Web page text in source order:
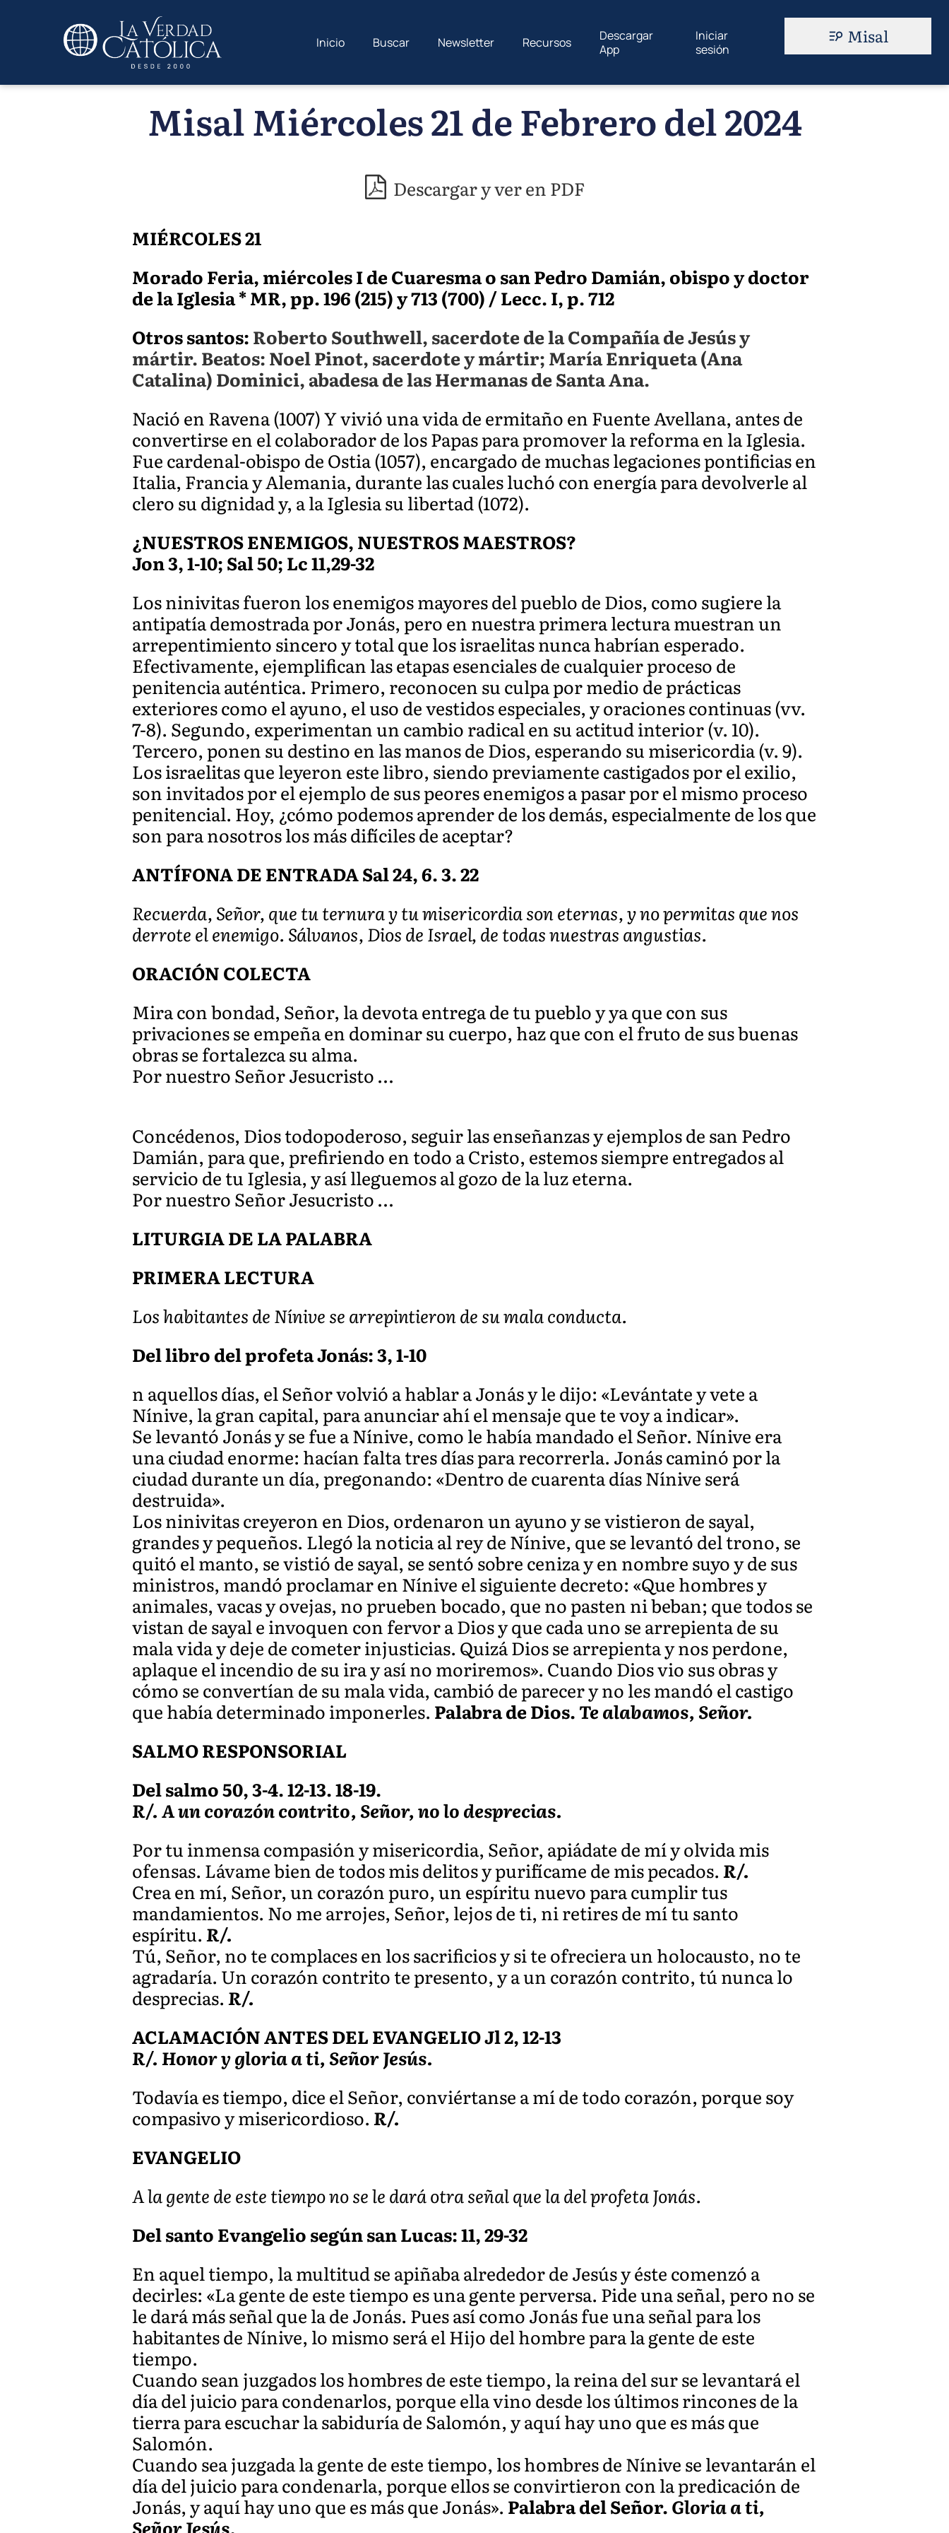
Inicio Buscar Newsletter Recursos
Descargar
App
Iniciar
sesión
Misal
Misal Miércoles 21 de Febrero del 2024
Descargar y ver en PDF
MIÉRCOLES 21
Morado Feria, miércoles I de Cuaresma o san Pedro Damián, obispo y doctor
de la Iglesia * MR, pp. 196 (215) y 713 (700) / Lecc. I, p. 712
Otros santos:Roberto Southwell, sacerdote de la Compañía de Jesús y
mártir. Beatos: Noel Pinot, sacerdote y mártir; María Enriqueta (Ana
Catalina) Dominici, abadesa de las Hermanas de Santa Ana.
Nació en Ravena (1007) Y vivió una vida de ermitaño en Fuente Avellana, antes de
convertirse en el colaborador de los Papas para promover la reforma en la Iglesia.
Fue cardenal-obispo de Ostia (1057), encargado de muchas legaciones pontificias en
Italia, Francia y Alemania, durante las cuales luchó con energía para devolverle al
clero su dignidad y, a la Iglesia su libertad (1072).
¿NUESTROS ENEMIGOS, NUESTROS MAESTROS?
Jon 3, 1-10; Sal 50; Lc 11,29-32
Los ninivitas fueron los enemigos mayores del pueblo de Dios, como sugiere la
antipatía demostrada por Jonás, pero en nuestra primera lectura muestran un
arrepentimiento sincero y total que los israelitas nunca habrían esperado.
Efectivamente, ejemplifican las etapas esenciales de cualquier proceso de
penitencia auténtica. Primero, reconocen su culpa por medio de prácticas
exteriores como el ayuno, el uso de vestidos especiales, y oraciones continuas (vv.
7-8). Segundo, experimentan un cambio radical en su actitud interior (v. 10).
Tercero, ponen su destino en las manos de Dios, esperando su misericordia (v. 9).
Los israelitas que leyeron este libro, siendo previamente castigados por el exilio,
son invitados por el ejemplo de sus peores enemigos a pasar por el mismo proceso
penitencial. Hoy, ¿cómo podemos aprender de los demás, especialmente de los que
son para nosotros los más difíciles de aceptar?
ANTÍFONA DE ENTRADA Sal 24, 6. 3. 22
Recuerda, Señor, que tu ternura y tu misericordia son eternas, y no permitas que nos
derrote el enemigo. Sálvanos, Dios de Israel, de todas nuestras angustias.
ORACIÓN COLECTA
Mira con bondad, Señor, la devota entrega de tu pueblo y ya que con sus
privaciones se empeña en dominar su cuerpo, haz que con el fruto de sus buenas
obras se fortalezca su alma.
Por nuestro Señor Jesucristo …
Concédenos, Dios todopoderoso, seguir las enseñanzas y ejemplos de san Pedro
Damián, para que, prefiriendo en todo a Cristo, estemos siempre entregados al
servicio de tu Iglesia, y así lleguemos al gozo de la luz eterna.
Por nuestro Señor Jesucristo …
LITURGIA DE LA PALABRA
PRIMERA LECTURA
Los habitantes de Nínive se arrepintieron de su mala conducta.
Del libro del profeta Jonás: 3, 1-10
n aquellos días, el Señor volvió a hablar a Jonás y le dijo: «Levántate y vete a
Nínive, la gran capital, para anunciar ahí el mensaje que te voy a indicar».
Se levantó Jonás y se fue a Nínive, como le había mandado el Señor. Nínive era
una ciudad enorme: hacían falta tres días para recorrerla. Jonás caminó por la
ciudad durante un día, pregonando: «Dentro de cuarenta días Nínive será
destruida».
Los ninivitas creyeron en Dios, ordenaron un ayuno y se vistieron de sayal,
grandes y pequeños. Llegó la noticia al rey de Nínive, que se levantó del trono, se
quitó el manto, se vistió de sayal, se sentó sobre ceniza y en nombre suyo y de sus
ministros, mandó proclamar en Nínive el siguiente decreto: «Que hombres y
animales, vacas y ovejas, no prueben bocado, que no pasten ni beban; que todos se
vistan de sayal e invoquen con fervor a Dios y que cada uno se arrepienta de su
mala vida y deje de cometer injusticias. Quizá Dios se arrepienta y nos perdone,
aplaque el incendio de su ira y así no moriremos». Cuando Dios vio sus obras y
cómo se convertían de su mala vida, cambió de parecer y no les mandó el castigo
que había determinado imponerles. Palabra de Dios.Te alabamos, Señor.
SALMO RESPONSORIAL
Del salmo 50, 3-4. 12-13. 18-19.
R/. A un corazón contrito, Señor, no lo desprecias.
Por tu inmensa compasión y misericordia, Señor, apiádate de mí y olvida mis
ofensas. Lávame bien de todos mis delitos y purifícame de mis pecados.R/.
Crea en mí, Señor, un corazón puro, un espíritu nuevo para cumplir tus
mandamientos. No me arrojes, Señor, lejos de ti, ni retires de mí tu santo
espíritu.R/.
Tú, Señor, no te complaces en los sacrificios y si te ofreciera un holocausto, no te
agradaría. Un corazón contrito te presento, y a un corazón contrito, tú nunca lo
desprecias.R/.
ACLAMACIÓN ANTES DEL EVANGELIO Jl 2, 12-13
R/. Honor y gloria a ti, Señor Jesús.
Todavía es tiempo, dice el Señor, conviértanse a mí de todo corazón, porque soy
compasivo y misericordioso.R/.
EVANGELIO
A la gente de este tiempo no se le dará otra señal que la del profeta Jonás.
Del santo Evangelio según san Lucas: 11, 29-32
En aquel tiempo, la multitud se apiñaba alrededor de Jesús y éste comenzó a
decirles: «La gente de este tiempo es una gente perversa. Pide una señal, pero no se
le dará más señal que la de Jonás. Pues así como Jonás fue una señal para los
habitantes de Nínive, lo mismo será el Hijo del hombre para la gente de este
tiempo.
Cuando sean juzgados los hombres de este tiempo, la reina del sur se levantará el
día del juicio para condenarlos, porque ella vino desde los últimos rincones de la
tierra para escuchar la sabiduría de Salomón, y aquí hay uno que es más que
Salomón.
Cuando sea juzgada la gente de este tiempo, los hombres de Nínive se levantarán el
día del juicio para condenarla, porque ellos se convirtieron con la predicación de
Jonás, y aquí hay uno que es más que Jonás». Palabra del Señor.Gloria a ti,
Señor Jesús.